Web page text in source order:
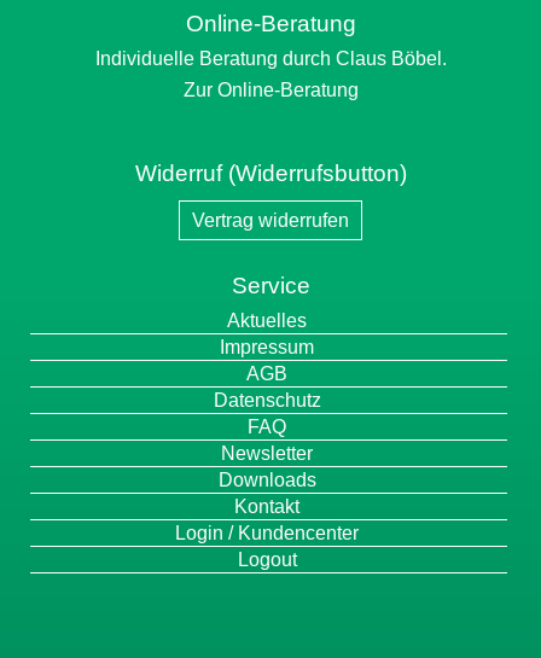
Online-Beratung
Individuelle Beratung durch Claus Böbel.
Zur Online-Beratung
Widerruf (Widerrufsbutton)
Vertrag widerrufen
Service
Navigation
überspringen
Aktuelles
Impressum
AGB
Datenschutz
FAQ
Newsletter
Downloads
Kontakt
Login / Kundencenter
Logout